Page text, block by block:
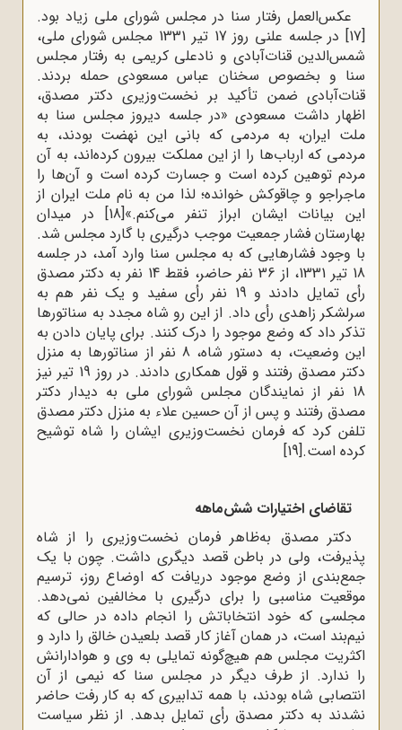
عکس‌العمل رفتار سنا در مجلس شورای ملی زیاد بود.
[17]
در جلسه علنی روز 17 تیر 1331 مجلس شورای ملی،
شمس‌الدین قنات‌آبادی و نادعلی کریمی به رفتار مجلس
سنا و بخصوص سخنان عباس مسعودی حمله بردند.
قنات‌آبادی ضمن تأکید بر نخست‌وزیری دکتر مصدق،
اظهار داشت مسعودی «در جلسه دیروز مجلس سنا به
ملت ایران، به مردمی که بانی این نهضت بودند، به
مردمی که ارباب‌ها را از این مملکت بیرون کرده‌اند، به آن
مردم توهین کرده است و جسارت کرده است و آن‌ها را
ماجراجو و چاقوکش خوانده؛ لذا من به نام ملت ایران از
این بیانات ایشان ابراز تنفر می‌کنم.»[18]
در میدان
بهارستان فشار جمعیت موجب درگیری با گارد مجلس شد.
با وجود فشارهایی که به مجلس سنا وارد آمد، در جلسه
18 تیر 1331، از 36 نفر حاضر، فقط 14 نفر به دکتر مصدق
رأی تمایل دادند و 19 نفر رأی سفید و یک نفر هم به
سرلشکر زاهدی رأی داد. از این رو شاه مجدد به سناتورها
تذکر داد که وضع موجود را درک کنند. برای پایان دادن به
این وضعیت، به دستور شاه، 8 نفر از سناتورها به منزل
دکتر مصدق رفتند و قول همکاری دادند. در روز 19 تیر نیز
18 نفر از نمایندگان مجلس شورای ملی به دیدار دکتر
مصدق رفتند و پس از آن حسین علاء به منزل دکتر مصدق
تلفن کرد که فرمان نخست‌وزیری ایشان را شاه توشیح
کرده است.[19]
تقاضای اختیارات شش‌ماهه
دکتر مصدق به‌ظاهر فرمان نخست‌وزیری را از شاه
پذیرفت، ولی در باطن قصد دیگری داشت. چون با یک
جمع‌بندی از وضع موجود دریافت که اوضاع روز، ترسیم
موقعیت مناسبی را برای درگیری با مخالفین نمی‌دهد.
مجلسی که خود انتخاباتش را انجام داده در حالی که
نیم‌بند است، در همان آغاز کار قصد بلعیدن خالق را دارد و
اکثریت مجلس هم هیچ‌گونه تمایلی به وی و هوادارانش
را ندارد. از طرف دیگر در مجلس سنا که نیمی از آن
انتصابی شاه بودند، با همه تدابیری که به کار رفت حاضر
نشدند به دکتر مصدق رأی تمایل بدهد. از نظر سیاست